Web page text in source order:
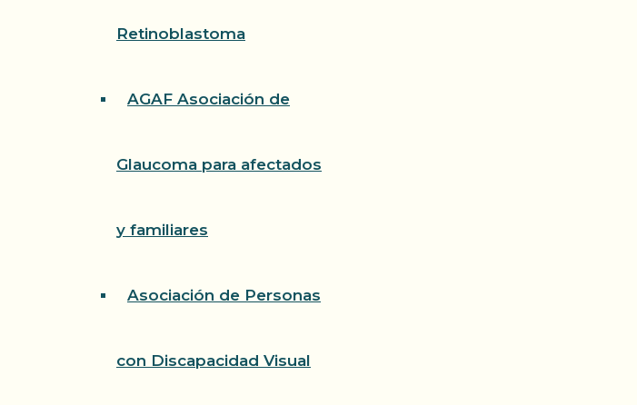
Retinoblastoma
AGAF Asociación de
Glaucoma para afectados
y familiares
Asociación de Personas
con Discapacidad Visual